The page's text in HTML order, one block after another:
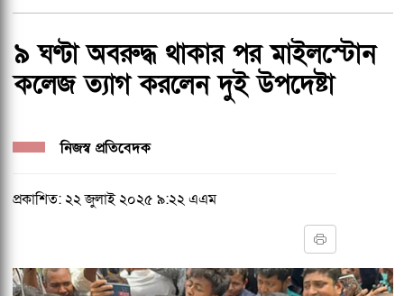
৯ ঘণ্টা অবরুদ্ধ থাকার পর মাইলস্টোন
কলেজ ত্যাগ করলেন দুই উপদেষ্টা
নিজস্ব প্রতিবেদক
প্রকাশিত: ২২ জুলাই ২০২৫ ৯:২২ এএম